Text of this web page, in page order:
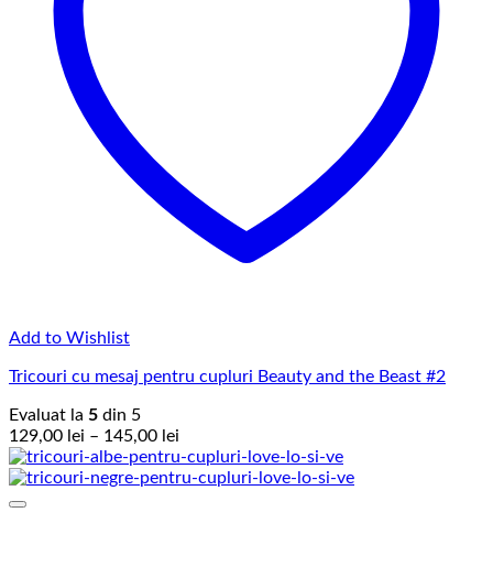
Add to Wishlist
Tricouri cu mesaj pentru cupluri Beauty and the Beast #2
Evaluat la 5 din 5
129,00 lei – 145,00 lei
de
prețuri: